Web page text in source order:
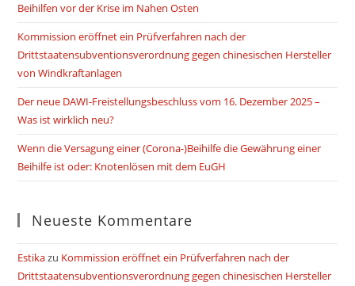
Beihilfen vor der Krise im Nahen Osten
Kommission eröffnet ein Prüfverfahren nach der
Drittstaatensubventionsverordnung gegen chinesischen Hersteller
von Windkraftanlagen
Der neue DAWI-Freistellungsbeschluss vom 16. Dezember 2025 –
Was ist wirklich neu?
Wenn die Versagung einer (Corona-)Beihilfe die Gewährung einer
Beihilfe ist oder: Knotenlösen mit dem EuGH
Neueste Kommentare
Estikazu Kommission eröffnet ein Prüfverfahren nach der
Drittstaatensubventionsverordnung gegen chinesischen Hersteller